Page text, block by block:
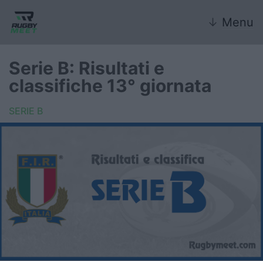
↓ Menu
Nazionali giovanili
Internazionale
6 Nazioni
United Rugby Championship
Serie B: Risultati e
classifiche 13° giornata
SERIE B